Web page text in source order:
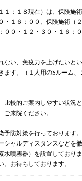
１：１８現在）は、保険施
・１６：００、保険施術（
００・１２・３０・１６：
ない、免疫力を上げたいと
ます。（１人用のSルーム
比較的ご案内しやすい状況
ご来院ください。
予防対策を行っております
シャルディスタンスなどを
水噴霧器）を設置しており
お待ちしております。
－－－－－－－－－